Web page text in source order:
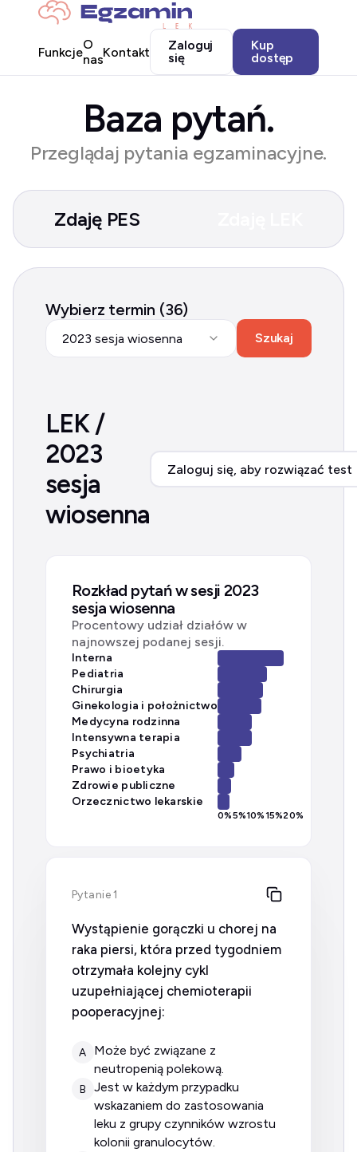
FunkcjeO
nasKontakt
Zaloguj
się
Kup
dostęp
Baza pytań.
Przeglądaj pytania egzaminacyjne.
Zdaję PES
Wybierz termin (36)
2023 sesja wiosenna Szukaj
LEK /
2023
sesja
wiosenna
Zaloguj się, aby rozwiązać test
Rozkład pytań w sesji 2023
sesja wiosenna
Procentowy udział działów w
najnowszej podanej sesji.
Interna
Pediatria
Chirurgia
Ginekologia i położnictwo
Medycyna rodzinna
Intensywna terapia
Psychiatria
Prawo i bioetyka
Zdrowie publiczne
Orzecznictwo lekarskie
0%5%10%15%20%
Pytanie 1
Wystąpienie gorączki u chorej na
raka piersi, która przed tygodniem
otrzymała kolejny cykl
uzupełniającej chemioterapii
pooperacyjnej:
A
może być związane z
neutropenią polekową.
B
jest w każdym przypadku
wskazaniem do zastosowania
leku z grupy czynników wzrostu
kolonii granulocytów.